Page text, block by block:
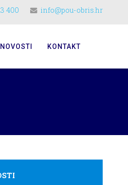
400 info@pou-obris.hr
NOVOSTI KONTAKT